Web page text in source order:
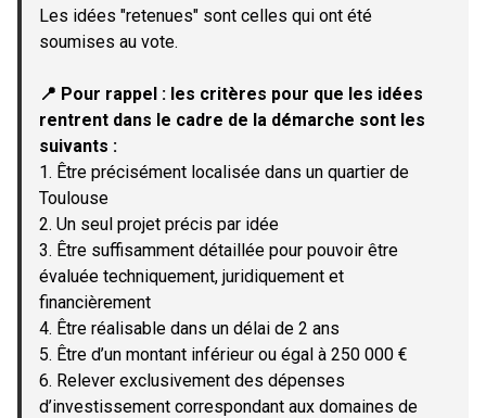
(Lien externe)
Les idées "retenues" sont celles qui ont été
soumises au vote.
📍 Pour rappel : les critères pour que les idées
rentrent dans le cadre de la démarche sont les
suivants :
1. Être précisément localisée dans un quartier de
Toulouse
2. Un seul projet précis par idée
3. Être suffisamment détaillée pour pouvoir être
évaluée techniquement, juridiquement et
financièrement
4. Être réalisable dans un délai de 2 ans
5. Être d’un montant inférieur ou égal à 250 000 €
6. Relever exclusivement des dépenses
d’investissement correspondant aux domaines de